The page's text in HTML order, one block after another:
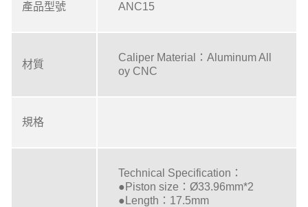
產品型號 ANC15
材質
Caliper Material：Aluminum All
oy CNC
規格
Technical Specification：
●Piston size：Ø33.96mm*2
●Length：17.5mm